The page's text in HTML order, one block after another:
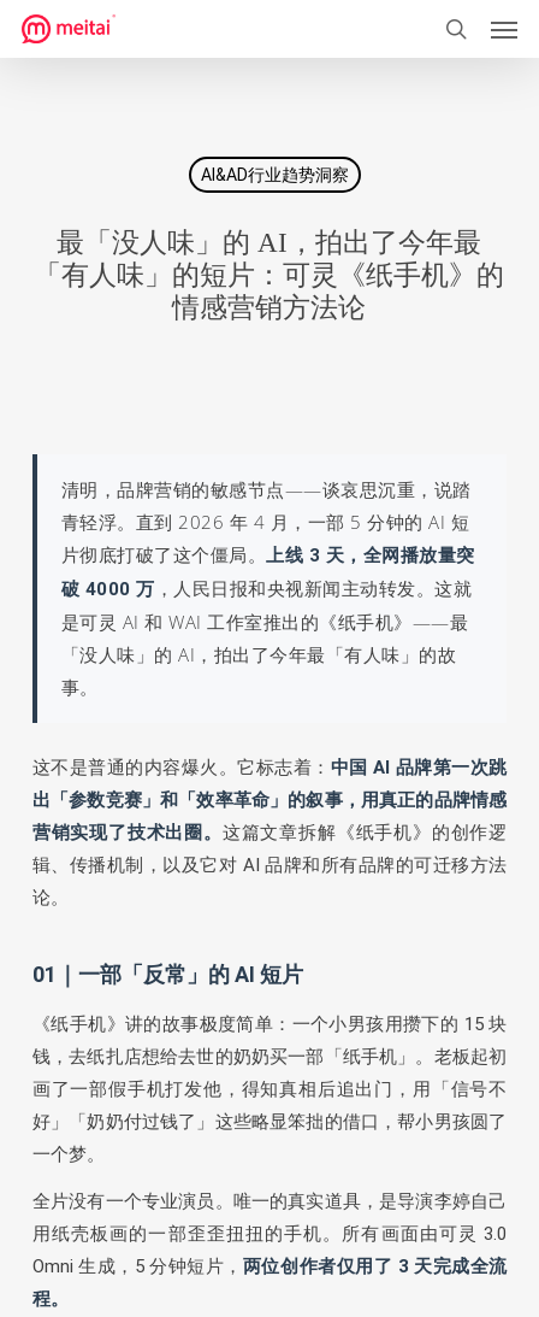
到
搜索
AI&AD行业趋势洞察
最「没人味」的 AI，拍出了今年最
「有人味」的短片：可灵《纸手机》的
情感营销方法论
清明，品牌营销的敏感节点——谈哀思沉重，说踏
青轻浮。直到 2026 年 4 月，一部 5 分钟的 AI 短
片彻底打破了这个僵局。上线 3 天，全网播放量突
破 4000 万 ，人民日报和央视新闻主动转发。这就
是可灵 AI 和 WAI 工作室推出的《纸手机》——最
「没人味」的 AI，拍出了今年最「有人味」的故
事。
这不是普通的内容爆火。它标志着： 中国 AI 品牌第一次跳
出「参数竞赛」和「效率革命」的叙事，用真正的品牌情感
营销实现了技术出圈。 这篇文章拆解《纸手机》的创作逻
辑、传播机制，以及它对 AI 品牌和所有品牌的可迁移方法
论。
01｜一部「反常」的 AI 短片
《纸手机》讲的故事极度简单：一个小男孩用攒下的 15 块
钱，去纸扎店想给去世的奶奶买一部「纸手机」。老板起初
画了一部假手机打发他，得知真相后追出门，用「信号不
好」「奶奶付过钱了」这些略显笨拙的借口，帮小男孩圆了
一个梦。
全片没有一个专业演员。唯一的真实道具，是导演李婷自己
用纸壳板画的一部歪歪扭扭的手机。所有画面由可灵 3.0
Omni 生成，5 分钟短片， 两位创作者仅用了 3 天完成全流
程。